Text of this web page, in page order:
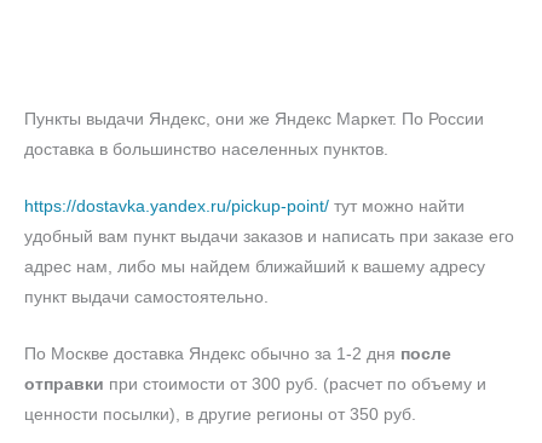
Пункты выдачи Яндекс, они же Яндекс Маркет. По России
доставка в большинство населенных пунктов.
https://dostavka.yandex.ru/pickup-point/ тут можно найти
удобный вам пункт выдачи заказов и написать при заказе его
адрес нам, либо мы найдем ближайший к вашему адресу
пункт выдачи самостоятельно.
По Москве доставка Яндекс обычно за 1-2 дня после
отправки при стоимости от 300 руб. (расчет по объему и
ценности посылки), в другие регионы от 350 руб.